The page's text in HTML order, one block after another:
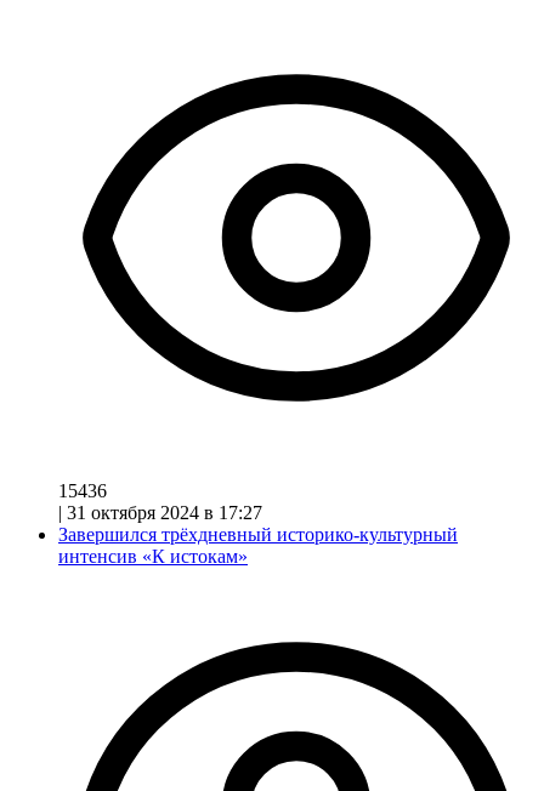
15436
| 31 октября 2024 в 17:27
Завершился трёхдневный историко-культурный
интенсив «К истокам»